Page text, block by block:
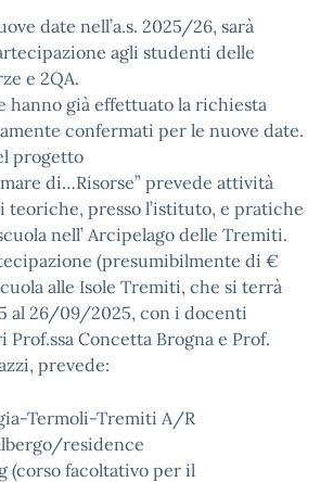
date nell’a.s. 2025/26, sarà
agli studenti delle
e 2QA.
hanno già effettuato la richiesta
confermati per le nuove date.
progetto
di…Risorse” prevede attività
presso l’istituto, e pratiche
nell’ Arcipelago delle Tremiti.
(presumibilmente di €
alle Isole Tremiti, che si terrà
al 26/09/2025, con i docenti
Prof.ssa Concetta Brogna e Prof.
prevede:
Termoli-Tremiti A/R
residence
(corso facoltativo per il